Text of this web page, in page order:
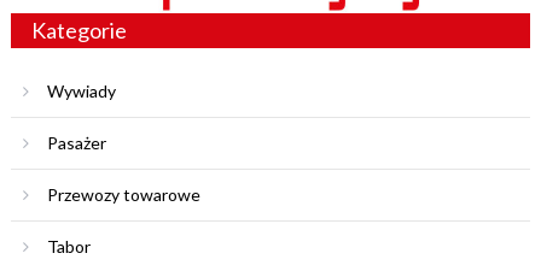
Kategorie
Wywiady
Pasażer
Przewozy towarowe
Tabor